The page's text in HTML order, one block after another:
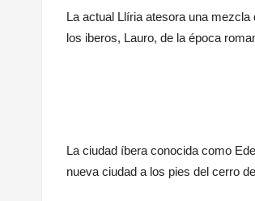
La actual Llíria atesora una
los iberos, Lauro, de la época
La ciudad íbera conocida como
nueva ciudad a los pies del cerro